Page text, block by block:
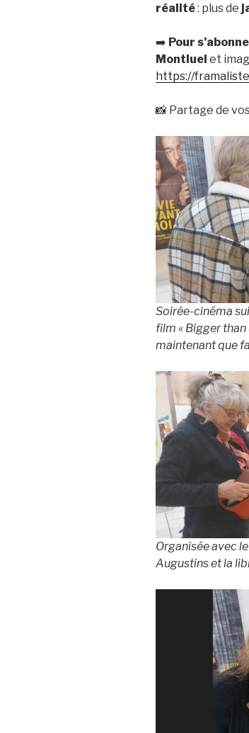
réalité: plus de
➡️ Pour
Montluel et
https://
📸 Partage de
Soirée-cinéma
film « Bigger than
maintenant que
Organisée avec
Augustins et la